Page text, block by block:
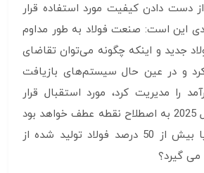
از دست دادن کیفیت مورد استفاده قرار
این است: صنعت فولاد به طور مداوم
جدید و اینکه چگونه می‌توان تقاضای
کرد و در عین حال سیستم‌های بازیافت
را مدیریت کرد، مورد استقبال قرار
گرفته است. آیا سال 2025 به اصطلاح نقطه عطف خواهد بود
یا به طور خاص، آیا بیش از 50 درصد فولاد تولید شده از
می گیرد؟